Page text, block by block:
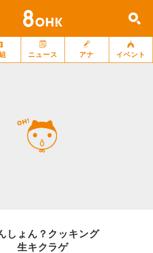
ニュース アナ イベント
しょん？クッキング
生キクラゲ